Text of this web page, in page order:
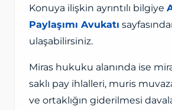
Konuya ilişkin ayrıntılı bilgiye
Paylaşımı Avukatı
ulaşabilirsiniz.
Miras hukuku alanında ise
saklı pay ihlalleri, muris
ve ortaklığın giderilmesi